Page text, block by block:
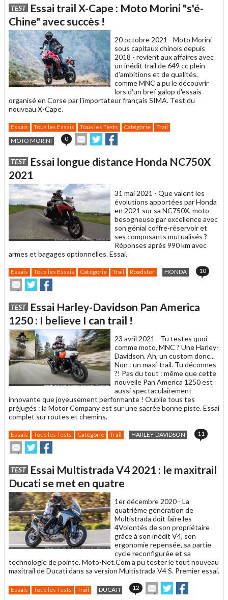
à
un
ami
TEST Essai trail X-Cape : Moto Morini "s'é-
Chine" avec succès !
20 octobre 2021 - Moto Morini -
sous capitaux chinois depuis
2018 - revient aux affaires avec
un inédit trail de 649 cc plein
d'ambitions et de qualités,
comme MNC a pu le découvrir
lors d'un bref galop d'essais
organisé en Corse par l'importateur français SIMA. Test du
nouveau X-Cape.
Essais Tous les Essais Tous les Tests Catégorie
Trail
MOTO MORINI
0
Envoyer
cet
à
Partager
sur sur
TEST Essai longue distance Honda NC750X
2021
31 mai 2021 - Que valent les
évolutions apportées par Honda
en 2021 sur sa NC750X, moto
besogneuse par excellence avec
son génial coffre-réservoir et
ses composants mutualisés ?
Réponses après 990 km avec
armes et bagages optionnelles. Essai.
Essais Tous les Essais Catégorie Trail Roadster HONDA 10
Envoyer
cet
à
un
ami
Partager
sur
sur
TEST Essai Harley-Davidson Pan America
1250 : I believe I can trail !
23 avril 2021 - Tu testes quoi
comme moto, MNC ? Une Harley-
Davidson. Ah, un custom donc...
Non : un maxi-trail. Tu déconnes
?! Pas du tout : même que cette
nouvelle Pan America 1250 est
aussi spectaculairement
innovante que joyeusement performante ! Oublie tous tes
préjugés : la Motor Company est sur une sacrée bonne piste. Essai
complet sur routes et chemins.
Essais Tous les Tests Catégorie Trail HARLEY-DAVIDSON 11
Envoyer
cet
à
un
ami
Partager
sur
sur
TEST Essai Multistrada V4 2021 : le maxitrail
Ducati se met en quatre
1er décembre 2020 - La
quatrième génération de
Multistrada doit faire les
4Volontés de son propriétaire
grâce à son inédit V4, son
ergonomie repensée, sa partie
cycle reconfigurée et sa
technologie de pointe. Moto-Net.Com a pu tester le tout nouveau
maxitrail de Ducati dans sa version Multistrada V4 S. Premier essai.
Essais Tous les Tests Trail DUCATI 12
Envoyer
cet
Partager
sur sur